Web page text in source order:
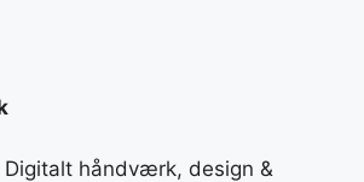
Digitalt håndværk, design &